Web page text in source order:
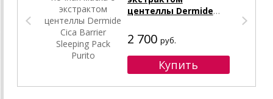
центеллы Dermide
Pack Purito
2 700 руб.